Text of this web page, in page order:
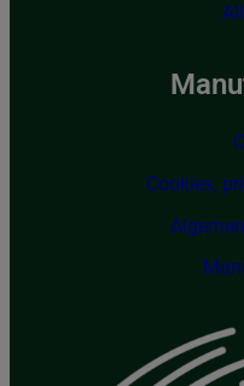
Cookies,